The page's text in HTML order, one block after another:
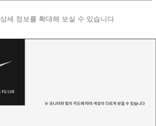
상세 정보를 확대해 보실 수 있습니다